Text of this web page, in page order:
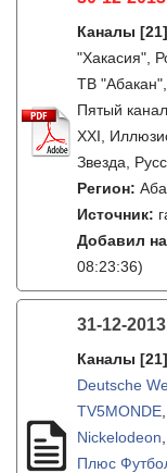
Каналы [21]
"Хакасия",
ТВ
Пятый
XXI,
Звезда,
Регион:
Источник:
Добавил
08:23:36)
31-12-2013
Каналы [21]
Deutsche
TV5MONDE
Nickelodeon
Плюс